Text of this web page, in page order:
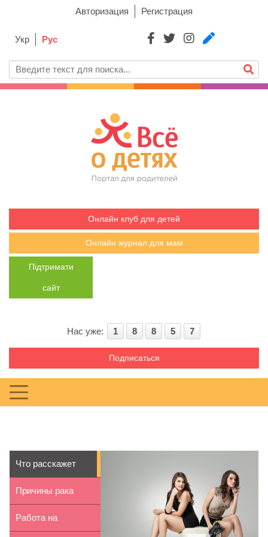
Авторизация Регистрация
Укр Рус
Онлайн клуб для детей
Онлайн журнал для мам
Підтримати
сайт
Нас уже: 1 8 8 5 7
Подписаться
Что расскажет
обувь о
характере...
Причины рака
молочной железы
Работа на